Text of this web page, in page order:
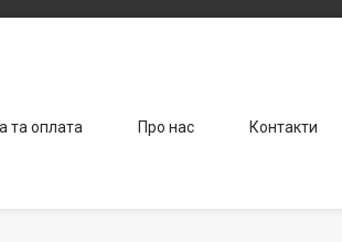
та оплата Про нас Контакти